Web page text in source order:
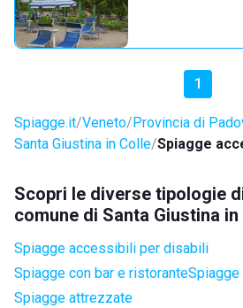
1
Spiagge.it Veneto Provincia di
Santa Giustina in Colle Spiagge
Scopri le diverse tipologie
comune di Santa Giustina
Spiagge accessibili per disabili
Spiagge con bar e ristoranteSpiagge
Spiagge attrezzate